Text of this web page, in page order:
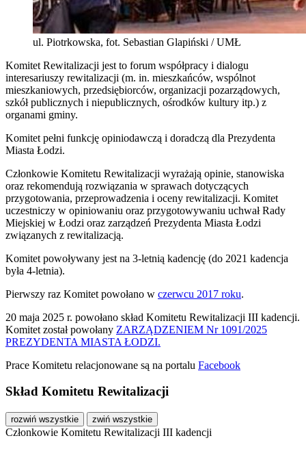
ul. Piotrkowska, fot. Sebastian Glapiński / UMŁ
Komitet Rewitalizacji jest to forum współpracy i dialogu
interesariuszy rewitalizacji (m. in. mieszkańców, wspólnot
mieszkaniowych, przedsiębiorców, organizacji pozarządowych,
szkół publicznych i niepublicznych, ośrodków kultury itp.) z
organami gminy.
Komitet pełni funkcję opiniodawczą i doradczą dla Prezydenta
Miasta Łodzi.
Członkowie Komitetu Rewitalizacji wyrażają opinie, stanowiska
oraz rekomendują rozwiązania w sprawach dotyczących
przygotowania, przeprowadzenia i oceny rewitalizacji. Komitet
uczestniczy w opiniowaniu oraz przygotowywaniu uchwał Rady
Miejskiej w Łodzi oraz zarządzeń Prezydenta Miasta Łodzi
związanych z rewitalizacją.
Komitet powoływany jest na 3-letnią kadencję (do 2021 kadencja
była 4-letnia).
Pierwszy raz Komitet powołano w czerwcu 2017 roku.
20 maja 2025 r. powołano skład Komitetu Rewitalizacji III kadencji.
Komitet został powołany ZARZĄDZENIEM Nr 1091/2025
PREZYDENTA MIASTA ŁODZI.
Prace Komitetu relacjonowane są na portalu Facebook
Skład Komitetu Rewitalizacji
rozwiń wszystkie zwiń wszystkie
Członkowie Komitetu Rewitalizacji III kadencji